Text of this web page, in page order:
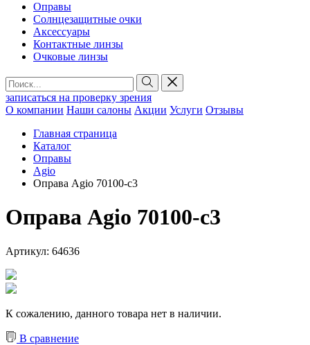
Оправы
Солнцезащитные очки
Аксессуары
Контактные линзы
Очковые линзы
записаться на проверку зрения
О компании Наши салоны Акции Услуги Отзывы
Главная страница
Каталог
Оправы
Agio
Оправа Agio 70100-c3
Оправа Agio 70100-c3
Артикул: 64636
К сожалению, данного товара нет в наличии.
В сравнение